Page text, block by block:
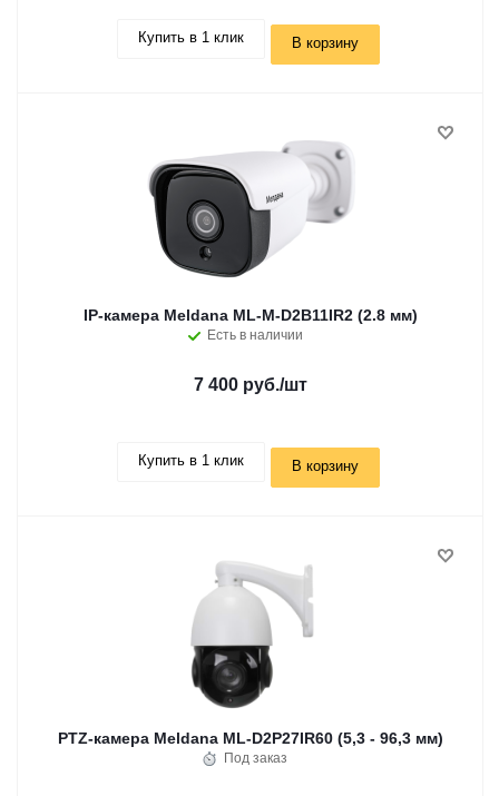
Купить в 1 клик В корзину
IP-камера Meldana ML-M-D2B11IR2 (2.8 мм)
Есть в наличии
7 400 руб./шт
Купить в 1 клик В корзину
PTZ-камера Meldana ML-D2P27IR60 (5,3 - 96,3 мм)
Под заказ